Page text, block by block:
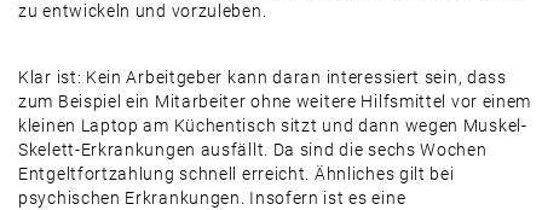
zu entwickeln und vorzuleben.
Klar ist: Kein Arbeitgeber kann daran interessiert sein, dass
zum Beispiel ein Mitarbeiter ohne weitere Hilfsmittel vor einem
kleinen Laptop am Küchentisch sitzt und dann wegen Muskel-
Skelett-Erkrankungen ausfällt. Da sind die sechs Wochen
Entgeltfortzahlung schnell erreicht. Ähnliches gilt bei
psychischen Erkrankungen. Insofern ist es eine